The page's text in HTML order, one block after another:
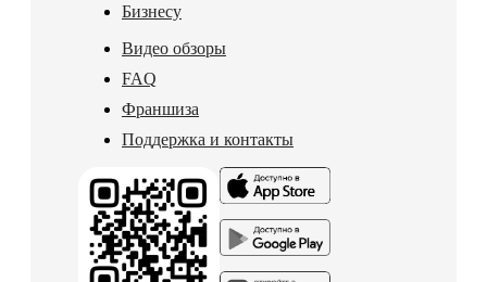
Бизнесу
Видео обзоры
FAQ
Франшиза
Поддержка и контакты